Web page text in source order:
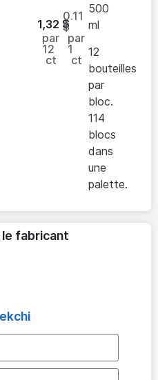
1,32 $
par
12
ct
0.11
$
par
1
ct
500
ml
12
bouteilles
par
bloc.
114
blocs
dans
une
palette.
fabricant